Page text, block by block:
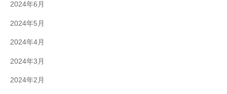
2024年6月
2024年5月
2024年4月
2024年3月
2024年2月